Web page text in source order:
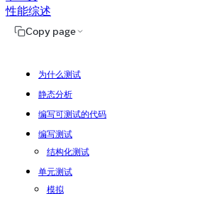
性能综述
Copy page
为什么测试
静态分析
编写可测试的代码
编写测试
结构化测试
单元测试
模拟